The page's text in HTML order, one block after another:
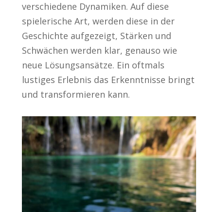
verschiedene Dynamiken. Auf diese
spielerische Art, werden diese in der
Geschichte aufgezeigt, Stärken und
Schwächen werden klar, genauso wie
neue Lösungsansätze. Ein oftmals
lustiges Erlebnis das Erkenntnisse bringt
und transformieren kann.